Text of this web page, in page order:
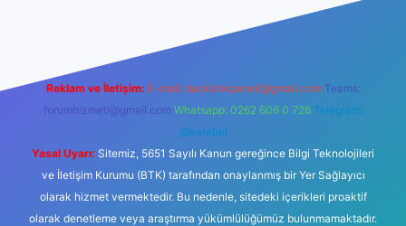
Reklam ve İletişim: E-mail: backlinkpaneli@gmail.com Teams:
forumhizmeti@gmail.com Whatsapp: 0262 606 0 726 Telegram:
@karabul
Yasal Uyarı: Sitemiz, 5651 Sayılı Kanun gereğince Bilgi Teknolojileri
ve İletişim Kurumu (BTK) tarafından onaylanmış bir Yer Sağlayıcı
olarak hizmet vermektedir. Bu nedenle, sitedeki içerikleri proaktif
olarak denetleme veya araştırma yükümlülüğümüz bulunmamaktadır.